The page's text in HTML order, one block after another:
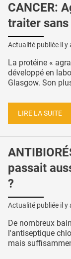
CANCER:
traiter
Actualité publiée il y
La protéine «
développé en
Glasgow. Son
LIRE LA SUITE
passait
?
Actualité publiée il y
De nombreux
l'antiseptique
mais